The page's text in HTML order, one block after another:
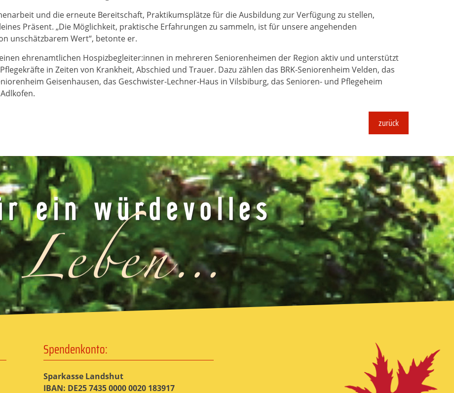
und die erneute Bereitschaft, Praktikumsplätze für die Ausbildung zur Verfügung zu stellen,
Präsent. „Die Möglichkeit, praktische Erfahrungen zu sammeln, ist für unsere angehenden
unschätzbarem Wert“, betonte er.
ehrenamtlichen Hospizbegleiter:innen in mehreren Seniorenheimen der Region aktiv und unterstützt
in Zeiten von Krankheit, Abschied und Trauer. Dazu zählen das BRK-Seniorenheim Velden, das
Geisenhausen, das Geschwister-Lechner-Haus in Vilsbiburg, das Senioren- und Pflegeheim
zurück
Spendenkonto:
Sparkasse Landshut
IBAN: DE25 7435 0000 0020 183917